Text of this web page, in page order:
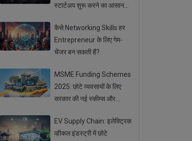
स्टार्टअप शुरू करने का आसान
कैसे Networking Skills हर
Entrepreneur के लिए गेम-
चेंजर बन सकती हैं?
MSME Funding Schemes
2025: छोटे व्यवसायों के लिए
सरकार की नई स्कीम्स और
EV Supply Chain: इलेक्ट्रिक
व्हीकल इंडस्ट्री में छोटे